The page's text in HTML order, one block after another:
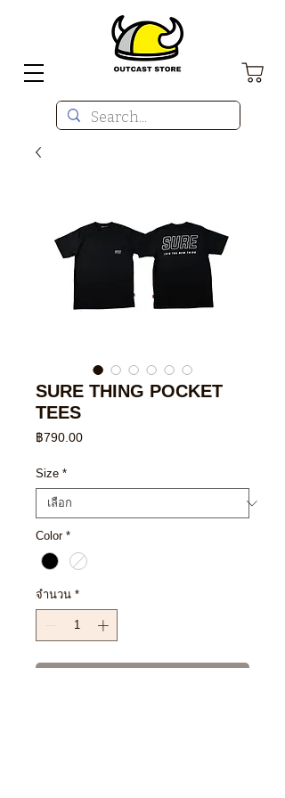
SURE THING POCKET
TEES
฿790.00ราคา
Size *
Color *
จำนวน *